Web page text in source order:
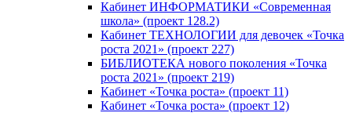
Кабинет ИНФОРМАТИКИ «Современная
школа» (проект 128.2)
Кабинет ТЕХНОЛОГИИ для девочек «Точка
роста 2021» (проект 227)
БИБЛИОТЕКА нового поколения «Точка
роста 2021» (проект 219)
Кабинет «Точка роста» (проект 11)
Кабинет «Точка роста» (проект 12)